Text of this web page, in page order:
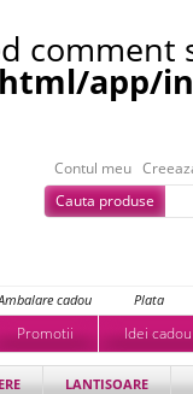
comment
app/
Contul meu
Cauta produse
cadou Plata
Promotii Idei
LANTISOARE